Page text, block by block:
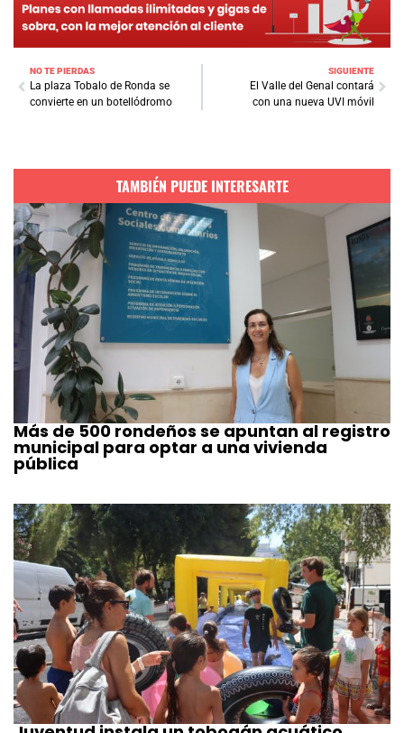
NO TE PIERDAS
La plaza Tobalo de Ronda se
convierte en un botellódromo
SIGUIENTE
El Valle del Genal contará
con una nueva UVI móvil
TAMBIÉN PUEDE INTERESARTE
Más de 500 rondeños se apuntan al registro
municipal para optar a una vivienda
pública